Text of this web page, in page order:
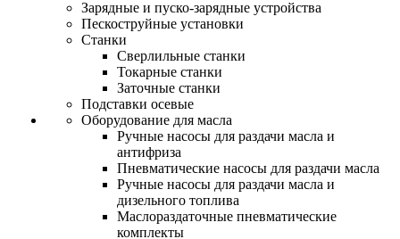
Зарядные и пуско-зарядные устройства
Пескоструйные установки
Станки
Сверлильные станки
Токарные станки
Заточные станки
Подставки осевые
Оборудование для масла
Ручные насосы для раздачи масла и
антифриза
Пневматические насосы для раздачи масла
Ручные насосы для раздачи масла и
дизельного топлива
Маслораздаточные пневматические
комплекты